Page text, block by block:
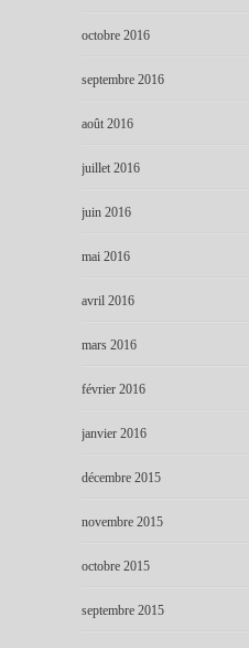
octobre 2016
septembre 2016
août 2016
juillet 2016
juin 2016
mai 2016
avril 2016
mars 2016
février 2016
janvier 2016
décembre 2015
novembre 2015
octobre 2015
septembre 2015